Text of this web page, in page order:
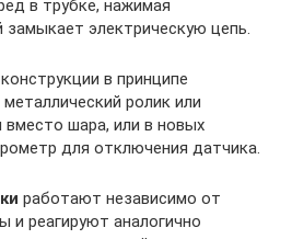
в трубке, нажимая
электрическую цепь.
в принципе
ролик или
шара, или в новых
для отключения датчика.
работают независимо от
и реагируют аналогично